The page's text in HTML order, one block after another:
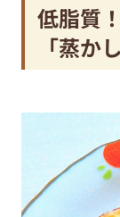
低脂質
「蒸か